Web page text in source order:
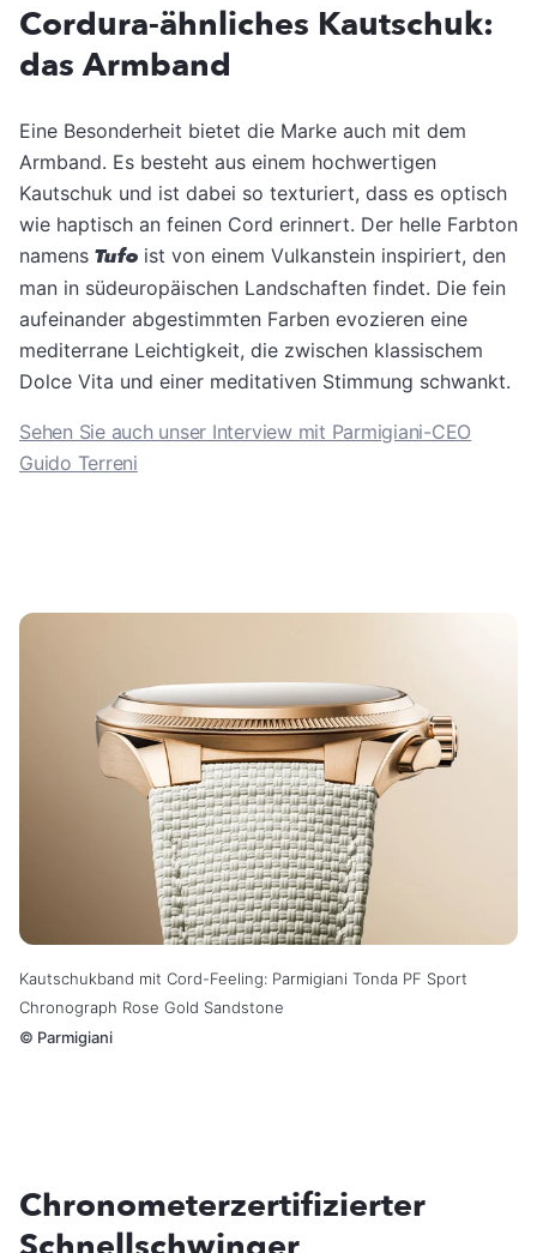
Cordura-ähnliches Kautschuk:
das Armband
Eine Besonderheit bietet die Marke auch mit dem
Armband. Es besteht aus einem hochwertigen
Kautschuk und ist dabei so texturiert, dass es optisch
wie haptisch an feinen Cord erinnert. Der helle Farbton
namens Tufo ist von einem Vulkanstein inspiriert, den
man in südeuropäischen Landschaften findet. Die fein
aufeinander abgestimmten Farben evozieren eine
mediterrane Leichtigkeit, die zwischen klassischem
Dolce Vita und einer meditativen Stimmung schwankt.
Sehen Sie auch unser Interview mit Parmigiani-CEO
Guido Terreni
Kautschukband mit Cord-Feeling: Parmigiani Tonda PF Sport
Chronograph Rose Gold Sandstone
© Parmigiani
Chronometerzertifizierter